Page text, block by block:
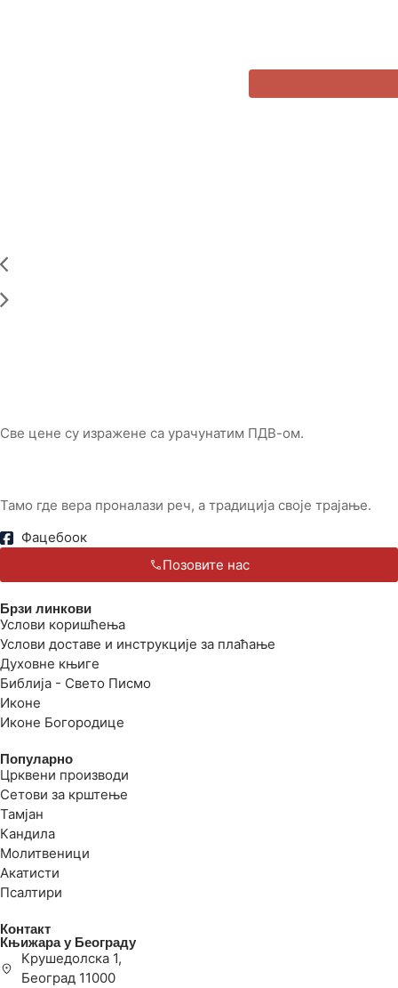
Све цене су изражене са урачунатим ПДВ-ом.
Тамо где вера проналази реч, а традиција своје трајање.
Фацебоок
Позовите нас
Брзи линкови
Услови коришћења
Услови доставе и инструкције за плаћање
Духовне књиге
Библија - Свето Писмо
Иконе
Иконе Богородице
Популарно
Црквени производи
Сетови за крштење
Тамјан
Кандила
Молитвеници
Акатисти
Псалтири
Контакт
Књижара у Београду
Крушедолска 1,
Београд 11000